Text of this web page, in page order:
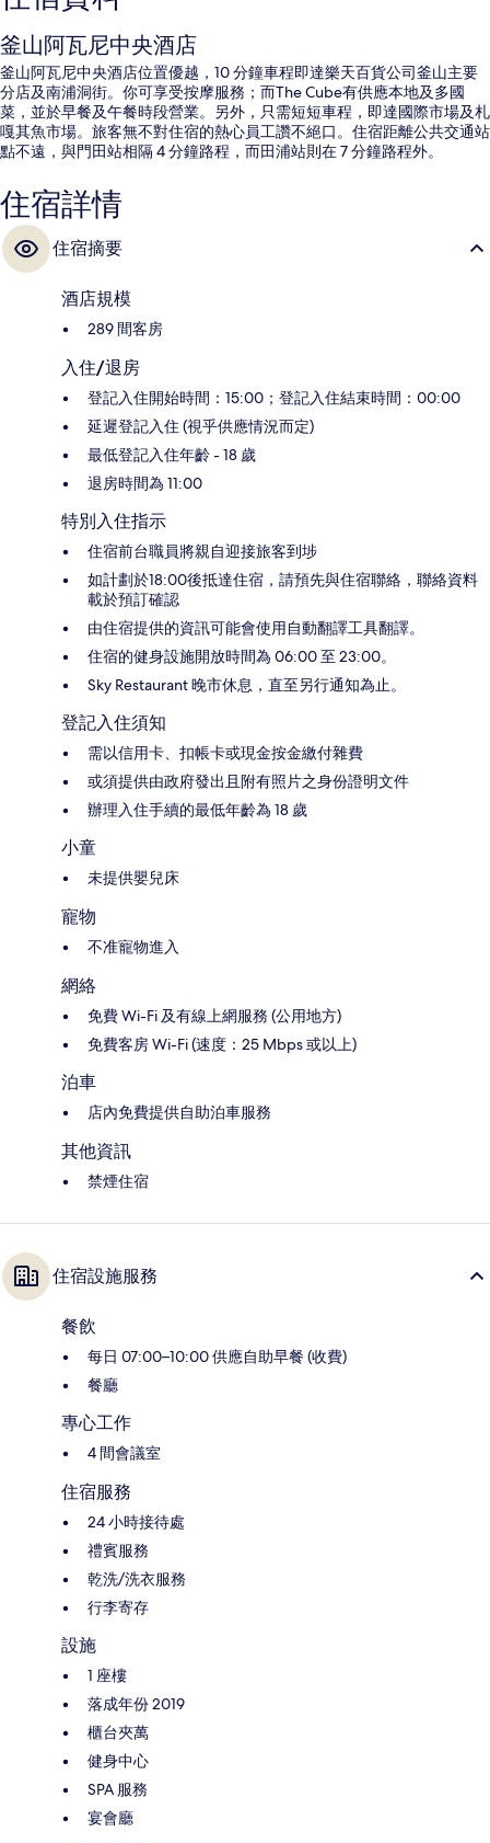
釜山阿瓦尼中央酒店
釜山阿瓦尼中央酒店位置優越，10 分鐘車程即達樂天百貨公司釜山主要
分店及南浦洞街。你可享受按摩服務；而The Cube有供應本地及多國
菜，並於早餐及午餐時段營業。另外，只需短短車程，即達國際市場及札
嘎其魚市場。旅客無不對住宿的熱心員工讚不絕口。住宿距離公共交通站
點不遠，與門田站相隔 4 分鐘路程，而田浦站則在 7 分鐘路程外。
住宿詳情
住宿摘要
酒店規模
289 間客房
入住/退房
登記入住開始時間：15:00；登記入住結束時間：00:00
延遲登記入住 (視乎供應情況而定)
最低登記入住年齡 - 18 歲
退房時間為 11:00
特別入住指示
住宿前台職員將親自迎接旅客到埗
如計劃於18:00後抵達住宿，請預先與住宿聯絡，聯絡資料
載於預訂確認
由住宿提供的資訊可能會使用自動翻譯工具翻譯。
住宿的健身設施開放時間為 06:00 至 23:00。
Sky Restaurant 晚市休息，直至另行通知為止。
登記入住須知
需以信用卡、扣帳卡或現金按金繳付雜費
或須提供由政府發出且附有照片之身份證明文件
辦理入住手續的最低年齡為 18 歲
小童
未提供嬰兒床
寵物
不准寵物進入
網絡
免費 Wi-Fi 及有線上網服務 (公用地方)
免費客房 Wi-Fi (速度：25 Mbps 或以上)
泊車
店內免費提供自助泊車服務
其他資訊
禁煙住宿
住宿設施服務
餐飲
每日 07:00–10:00 供應自助早餐 (收費)
餐廳
專心工作
4 間會議室
住宿服務
24 小時接待處
禮賓服務
乾洗/洗衣服務
行李寄存
設施
1 座樓
落成年份 2019
櫃台夾萬
健身中心
SPA 服務
宴會廳